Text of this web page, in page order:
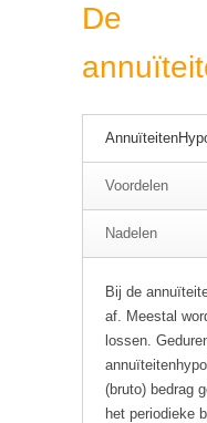
De
Voordelen
Nadelen
Bij de
af. Meestal
lossen.
(bruto) bedrag
het periodieke